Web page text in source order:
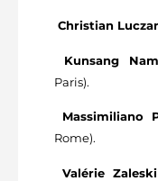
Christian
Kunsang
Paris).
Massimiliano
Rome).
Valérie Zaleski